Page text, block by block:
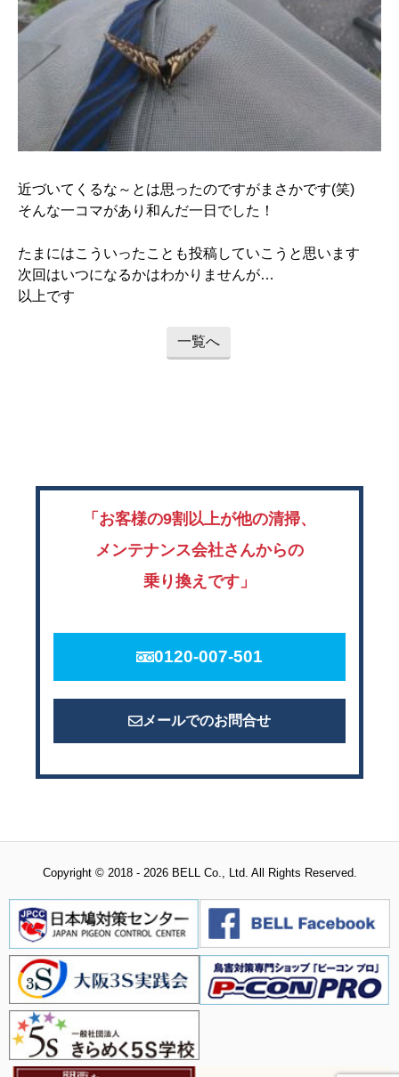
近づいてくるな～とは思ったのですがまさかです(笑)
そんな一コマがあり和んだ一日でした！
たまにはこういったことも投稿していこうと思います
次回はいつになるかはわかりませんが…
以上です
一覧へ
「お客様の9割以上が他の清掃、
メンテナンス会社さんからの
乗り換えです」
0120-007-501
メールでのお問合せ
Copyright © 2018 - 2026 BELL Co., Ltd. All Rights Reserved.